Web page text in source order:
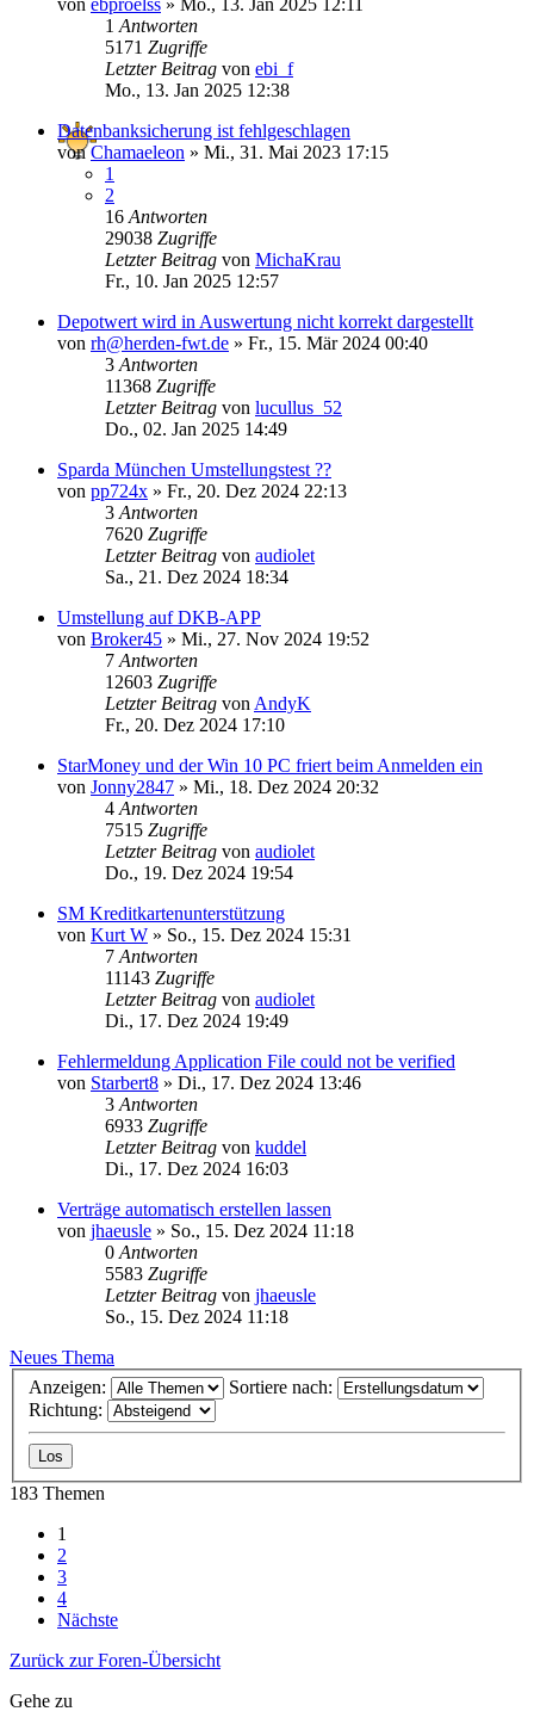
1 Antworten
5171 Zugriffe
Letzter Beitrag von ebi_f
Mo., 13. Jan 2025 12:38
Datenbanksicherung ist fehlgeschlagen
vonChamaeleon » Mi., 31. Mai 2023 17:15
1
2
16 Antworten
29038 Zugriffe
Letzter Beitrag von MichaKrau
Fr., 10. Jan 2025 12:57
Depotwert wird in Auswertung nicht korrekt dargestellt
von rh@herden-fwt.de » Fr., 15. Mär 2024 00:40
3 Antworten
11368 Zugriffe
Letzter Beitrag von lucullus_52
Do., 02. Jan 2025 14:49
Sparda München Umstellungstest ??
von pp724x » Fr., 20. Dez 2024 22:13
3 Antworten
7620 Zugriffe
Letzter Beitrag von audiolet
Sa., 21. Dez 2024 18:34
Umstellung auf DKB-APP
von Broker45 » Mi., 27. Nov 2024 19:52
7 Antworten
12603 Zugriffe
Letzter Beitrag von AndyK
Fr., 20. Dez 2024 17:10
StarMoney und der Win 10 PC friert beim Anmelden ein
von Jonny2847 » Mi., 18. Dez 2024 20:32
4 Antworten
7515 Zugriffe
Letzter Beitrag von audiolet
Do., 19. Dez 2024 19:54
SM Kreditkartenunterstützung
von Kurt W » So., 15. Dez 2024 15:31
7 Antworten
11143 Zugriffe
Letzter Beitrag von audiolet
Di., 17. Dez 2024 19:49
Fehlermeldung Application File could not be verified
von Starbert8 » Di., 17. Dez 2024 13:46
3 Antworten
6933 Zugriffe
Letzter Beitrag von kuddel
Di., 17. Dez 2024 16:03
Verträge automatisch erstellen lassen
von jhaeusle » So., 15. Dez 2024 11:18
0 Antworten
5583 Zugriffe
Letzter Beitrag von jhaeusle
So., 15. Dez 2024 11:18
Neues Thema
Anzeigen:
Sortiere nach:
Richtung:
183 Themen
1
2
3
4
Nächste
Zurück zur Foren-Übersicht
Gehe zu